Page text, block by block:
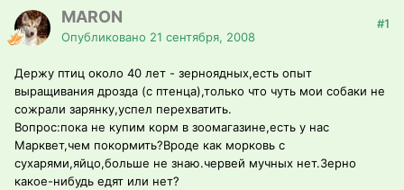
MARON
Опубликовано 21 сентября, 2008
#1
Держу птиц около 40 лет - зерноядных,есть опыт
выращивания дрозда (с птенца),только что чуть мои собаки не
сожрали зарянку,успел перехватить.
Вопрос:пока не купим корм в зоомагазине,есть у нас
Марквет,чем покормить?Вроде как морковь с
сухарями,яйцо,больше не знаю.червей мучных нет.Зерно
какое-нибудь едят или нет?